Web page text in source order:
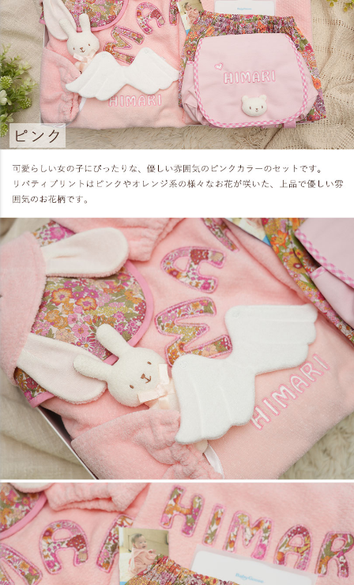
たが、すごくかわいかったです。 (購入者さん)（
Naming天使の
スタイスーツ ）
いつもとっても喜ばれます。
出産お祝いに２度目のプレゼントです。生まれたばかりの赤ち
ゃんに早すぎるようですが、わが子が背負って歩く日が楽しみ
前の刺繍にも特別感があり、送った相手のご両親やご家族から
も喜んでもらえるので、私自身も嬉しくなります。 兄弟がいる
ご家庭に送った時には、兄弟で取り合ってしまっていました
（＃＾＾＃）。
贈る際に兄弟がいる場合、予算があれば２つがいいかもです。
いつか自分に子供ができたら絶対これにしようと思っているの
に、プレゼントにばかり。早くそんな日が来て欲しい。(購入
者さん) （Namingランドセリュック）
子供の名前入りは やはり喜ばれますね
子供の名前入りは やはり喜ばれますね(^^♪
名前の刺繍は 可愛らしく入っていて 一味違います♪
素材もとても肌触りが良いので お勧めです。（nontan0208さ
ん）（
Naming天使のスタイスーツ
とても可愛いです。
友人の出産祝いにピンクを購入。可愛い箱と手提げに丁寧に包
装してあり、名前の刺繍の大きさもちょうど良く、天使の羽が
スナップボタンで取り外しできるのが便利です。